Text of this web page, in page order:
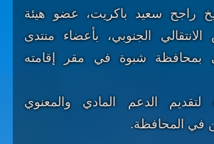
راجح سعيد باكريت، عضو هيئة
الجنوبي، بأعضاء منتدى
بمحافظة شبوة في مقر إقامته
لتقديم الدعم المادي والمعنوي
في المحافظة.